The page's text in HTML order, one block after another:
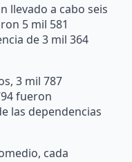
llevado a cabo seis
5 mil 581
de 3 mil 364
3 mil 787
fueron
las dependencias
cada